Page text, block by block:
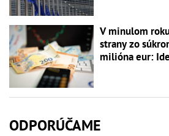
V minulom
strany zo
milióna eur:
ODPORÚČAME